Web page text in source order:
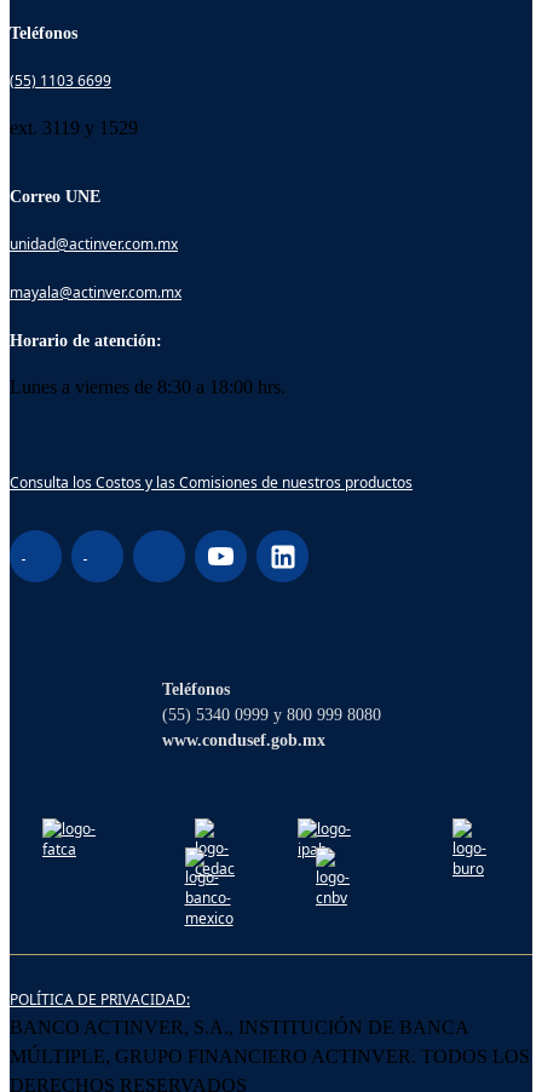
Teléfonos
(55) 1103 6699
ext. 3119 y 1529
Correo UNE
unidad@actinver.com.mx
mayala@actinver.com.mx
Horario de atención:
Lunes a viernes de 8:30 a 18:00 hrs.
Consulta los Costos y las Comisiones de nuestros productos
Teléfonos
(55) 5340 0999 y 800 999 8080
www.condusef.gob.mx
POLÍTICA DE PRIVACIDAD:
BANCO ACTINVER, S.A., INSTITUCIÓN DE BANCA
MÚLTIPLE, GRUPO FINANCIERO ACTINVER. TODOS LOS
DERECHOS RESERVADOS